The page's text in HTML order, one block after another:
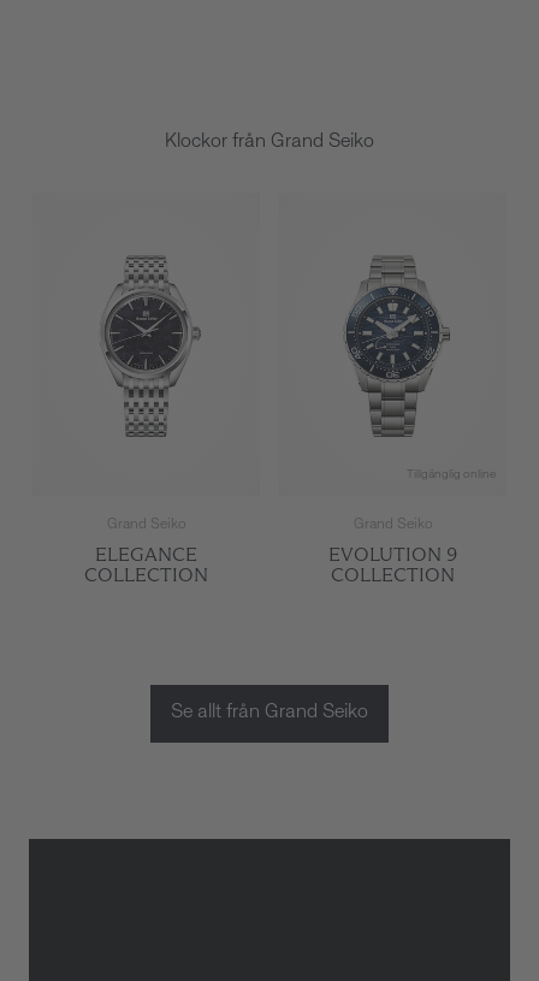
Klockor från Grand Seiko
Grand Seiko
ELEGANCE
COLLECTION
Tillgänglig online
Grand Seiko
EVOLUTION 9
COLLECTION
Se allt från Grand Seiko